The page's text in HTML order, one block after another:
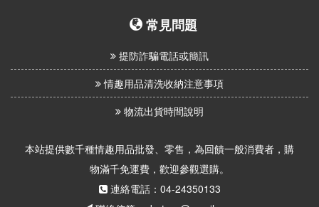
常見問題
提防詐騙電話或簡訊
情趣用品清洗收納注意事項
物流出貨時間說明
本站提供數千種情趣用品批發、零售，為回饋一般消費者，購
物滿千免運費，歡迎參觀選購。
連絡電話：04-24350133